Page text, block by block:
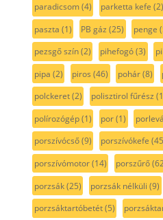
paradicsom(4) parketta kefe (2)
paszta (1) PB gáz (25) penge
pezsgő szín(2) pihefogó(3)
pipa (2) piros (46) pohár(8)
polckeret(2) polisztirol fűrész
polírozógép(1) por(1)
porszívócső(9) porszívókefe
porszívómotor(14) porszűrő
porzsák(25) porzsák nélküli (9)
porzsáktartóbetét(5)